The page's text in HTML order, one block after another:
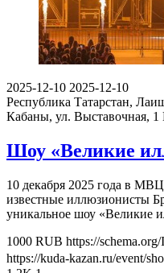
2025-12-10 2025-12-10
Республика Татарстан,
Кабаны, ул. Выставочная, 1
Шоу «Великие
10 декабря 2025 года в
известные иллюзионисты
уникальное шоу «Великие
1000 RUB https://
https://kuda-kazan.ru/event/